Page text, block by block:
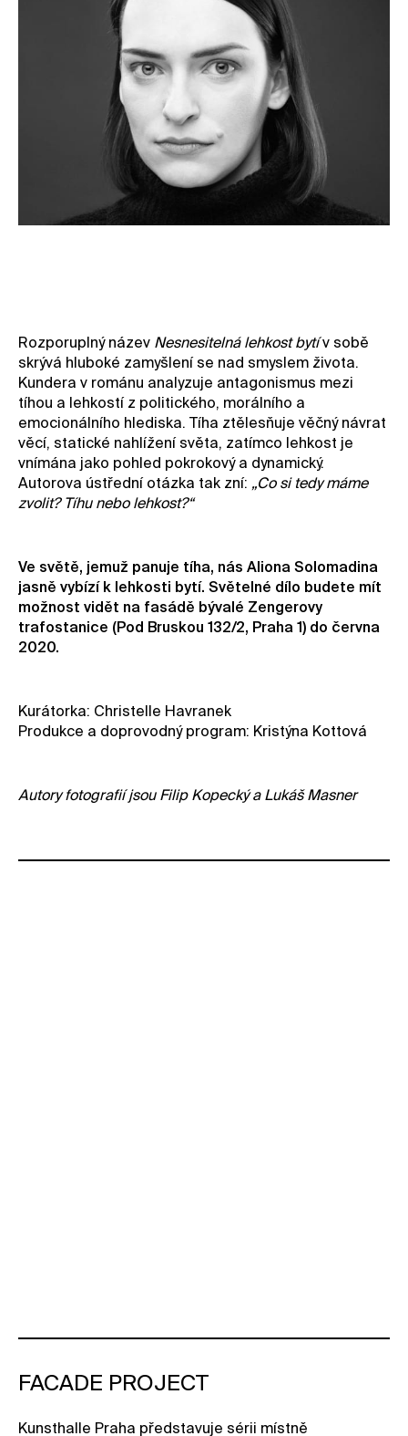
Rozporuplný název Nesnesitelná lehkost bytív sobě
skrývá hluboké zamyšlení se nad smyslem života.
Kundera v románu analyzuje antagonismus mezi
tíhou a lehkostí z politického, morálního a
emocionálního hlediska. Tíha ztělesňuje věčný návrat
věcí, statické nahlížení světa, zatímco lehkost je
vnímána jako pohled pokrokový a dynamický.
Autorova ústřední otázka tak zní: „Co si tedy máme
zvolit? Tíhu nebo lehkost?“
Ve světě, jemuž panuje tíha, nás Aliona Solomadina
jasně vybízí k lehkosti bytí. Světelné dílo budete mít
možnost vidět na fasádě bývalé Zengerovy
trafostanice (Pod Bruskou 132/2, Praha 1) do června
2020.
Kurátorka: Christelle Havranek
Produkce a doprovodný program: Kristýna Kottová
Autory fotografií jsou Filip Kopecký a Lukáš Masner
FACADE PROJECT
Kunsthalle Praha představuje sérii místně